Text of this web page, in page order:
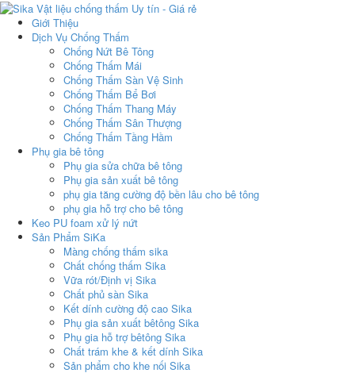
Giới Thiệu
Dịch Vụ Chống Thấm
Chống Nứt Bê Tông
Chống Thấm Mái
Chống Thấm Sàn Vệ Sinh
Chống Thấm Bể Bơi
Chống Thấm Thang Máy
Chống Thấm Sân Thượng
Chống Thấm Tầng Hầm
Phụ gia bê tông
Phụ gia sửa chữa bê tông
Phụ gia sản xuất bê tông
phụ gia tăng cường độ bền lâu cho bê tông
phụ gia hỗ trợ cho bê tông
Keo PU foam xử lý nứt
Sản Phẩm SiKa
Màng chống thấm sika
Chất chống thấm Sika
Vữa rót/Định vị Sika
Chất phủ sàn Sika
Kết dính cường độ cao Sika
Phụ gia sản xuất bêtông Sika
Phụ gia hỗ trợ bêtông Sika
Chất trám khe & kết dính Sika
Sản phẩm cho khe nối Sika